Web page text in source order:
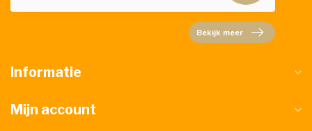
Bekijk meer
Informatie
Mijn account